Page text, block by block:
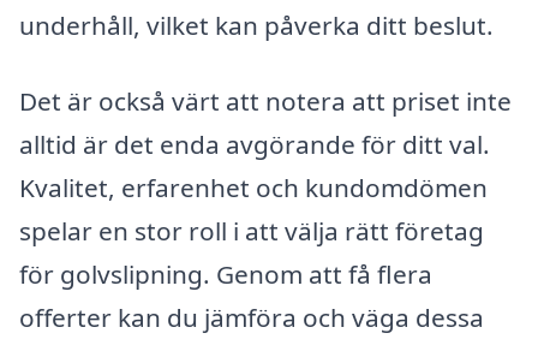
underhåll, vilket kan påverka ditt beslut.
Det är också värt att notera att priset inte
alltid är det enda avgörande för ditt val.
Kvalitet, erfarenhet och kundomdömen
spelar en stor roll i att välja rätt företag
för golvslipning. Genom att få flera
offerter kan du jämföra och väga dessa